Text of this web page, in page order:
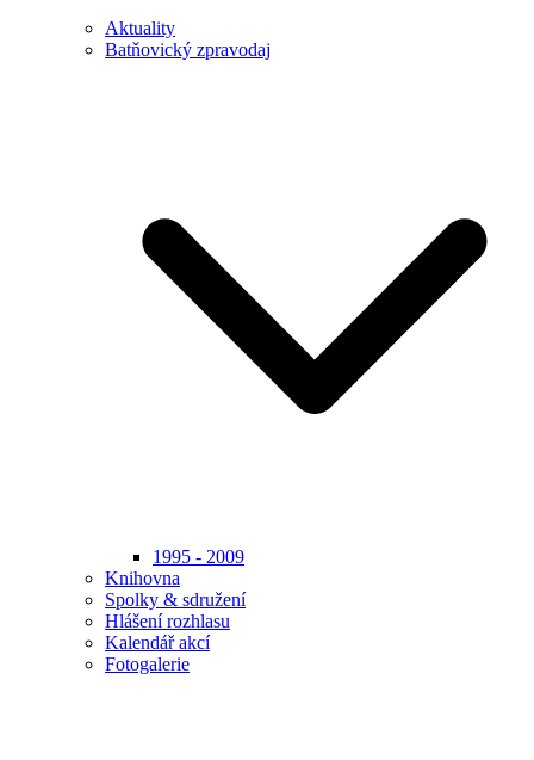
Aktuality
Batňovický zpravodaj
1995 - 2009
Knihovna
Spolky & sdružení
Hlášení rozhlasu
Kalendář akcí
Fotogalerie